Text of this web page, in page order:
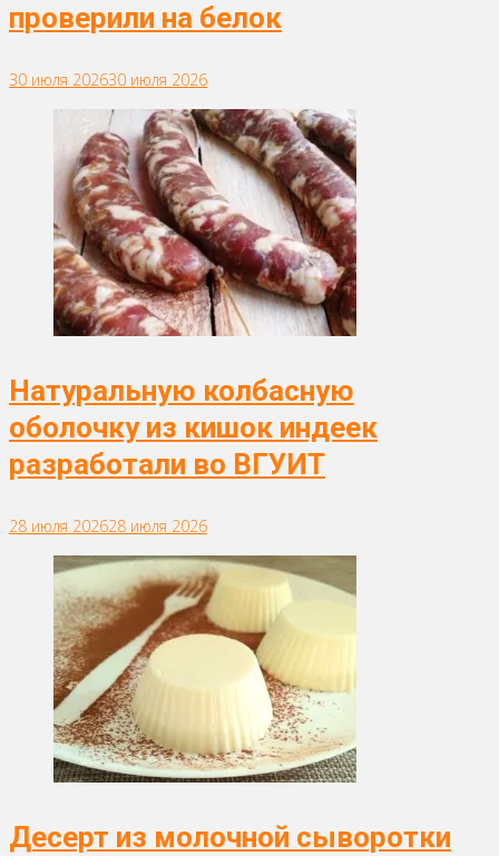
проверили на белок
30 июля 202630 июля 2026
Натуральную колбасную
оболочку из кишок индеек
разработали во ВГУИТ
28 июля 202628 июля 2026
Десерт из молочной сыворотки